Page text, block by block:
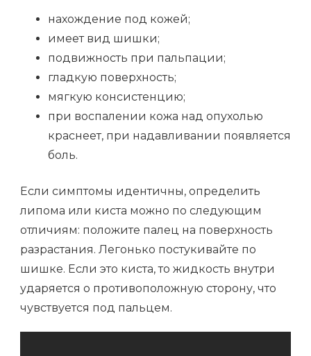
нахождение под кожей;
имеет вид шишки;
подвижность при пальпации;
гладкую поверхность;
мягкую консистенцию;
при воспалении кожа над опухолью
краснеет, при надавливании появляется
боль.
Если симптомы идентичны, определить
липома или киста можно по следующим
отличиям: положите палец на поверхность
разрастания. Легонько постукивайте по
шишке. Если это киста, то жидкость внутри
ударяется о противоположную сторону, что
чувствуется под пальцем.